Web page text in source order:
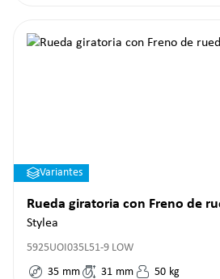
Variantes
Rueda giratoria con Freno de
Stylea
5925UOI035L51-9 LOW
35 mm 31 mm 50 kg